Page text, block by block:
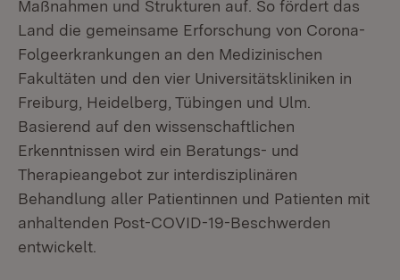
Maßnahmen und Strukturen auf. So fördert das
Land die gemeinsame Erforschung von Corona-
Folgeerkrankungen an den Medizinischen
Fakultäten und den vier Universitätskliniken in
Freiburg, Heidelberg, Tübingen und Ulm.
Basierend auf den wissenschaftlichen
Erkenntnissen wird ein Beratungs- und
Therapieangebot zur interdisziplinären
Behandlung aller Patientinnen und Patienten mit
anhaltenden Post-COVID-19-Beschwerden
entwickelt.